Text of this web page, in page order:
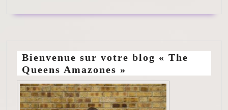
Bienvenue sur votre blog « The
Queens Amazones »